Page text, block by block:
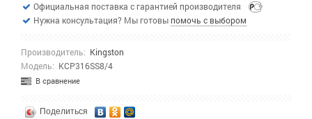
Официальная поставка с гарантией производителя
Нужна консультация? Мы готовыпомочь с выбором
Производитель: Kingston
Модель: KCP316SS8/4
В сравнение
Поделиться